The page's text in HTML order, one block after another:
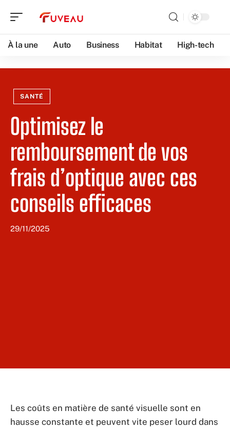
À la une Auto Business Habitat High-tech
SANTÉ
Optimisez le
remboursement de vos
frais d’optique avec ces
conseils efficaces
29/11/2025
Les coûts en matière de santé visuelle sont en
hausse constante et peuvent vite peser lourd dans